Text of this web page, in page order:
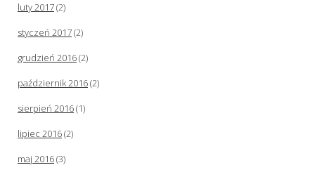
luty 2017(2)
styczeń 2017(2)
grudzień 2016(2)
październik 2016(2)
sierpień 2016(1)
lipiec 2016(2)
maj 2016(3)